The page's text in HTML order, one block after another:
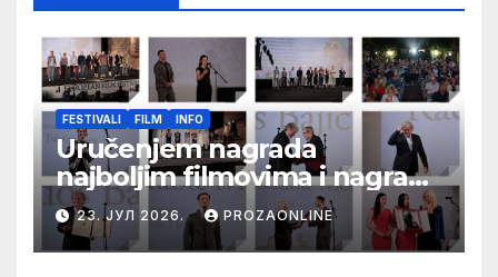
FESTIVALI FILM INFO
Uručenjem nagrada
najboljim filmovima i nagrade
„Aleksandar Lifka“ Radošu
Bajiću svečano zatvoren 33.
Festival evropskog filma Palić
23. ЈУЛ 2026. PROZAONLINE